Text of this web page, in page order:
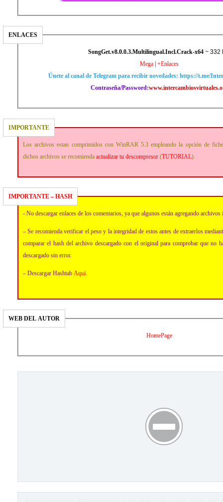
ENLACES
SongGet.v8.0.0.3.Multilingual.Incl.Crack-x64~ 332
Mega +Enlaces
Únete al canal de Telegram para recibir novedades: https://t.me/
Contraseña/Password:
IMPORTANTE
Los archivos estan comprimidos con WinRAR 5.3 empleando la opción de
dichos archivos se recomienda actualizar tu descompresor (TUTORIAL).
IMPORTANTE – HASH
- No descargar enlaces de los comentarios, ya que algunos están agregando
– Se recomienda verificar el peso y la integridad de estos antes de extraerlos
comparar el hash del archivo descargado con el original para comprobar que no
descargado sin error.
– Descargar Hashtab Aquí
WEB DEL AUTOR
HomePage